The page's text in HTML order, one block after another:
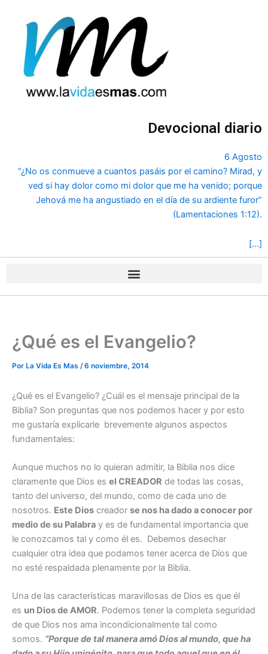
contenido
Devocional diario
6 Agosto
“¿No os conmueve a cuantos pasáis por el camino? Mirad, y
ved si hay dolor como mi dolor que me ha venido; porque
Jehová me ha angustiado en el día de su ardiente furor”
(Lamentaciones 1:12).
[…]
¿Qué es el Evangelio?
Por La Vida Es Mas /6 noviembre, 2014
¿Qué es el Evangelio? ¿Cuál es el mensaje principal de la
Biblia? Son preguntas que nos podemos hacer y por esto
me gustaría explicarle brevemente algunos aspectos
fundamentales:
Aunque muchos no lo quieran admitir, la Biblia nos dice
claramente que Dios es el CREADOR de todas las cosas,
tanto del universo, del mundo, como de cada uno de
nosotros. Este Dios creador se nos ha dado a conocer por
medio de su Palabra y es de fundamental importancia que
le conozcamos tal y como él es. Debemos desechar
cualquier otra idea que podamos tener acerca de Dios que
no esté respaldada plenamente por la Biblia.
Una de las características maravillosas de Dios es que él
es un Dios de AMOR. Podemos tener la completa seguridad
de que Dios nos ama incondicionalmente tal como
somos. “Porque de tal manera amó Dios al mundo, que ha